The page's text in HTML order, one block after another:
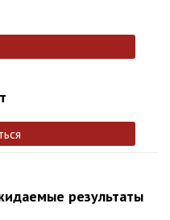
результаты